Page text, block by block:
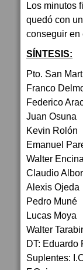
Los minutos
quedó con
conseguir en
SÍNTESIS:
Pto. San
Franco
Federico
Juan Osuna
Kevin Rolón
Emanuel
Walter
Claudio
Alexis Ojeda
Pedro Muné
Lucas Moya
Walter
DT: Eduardo
Suplentes: